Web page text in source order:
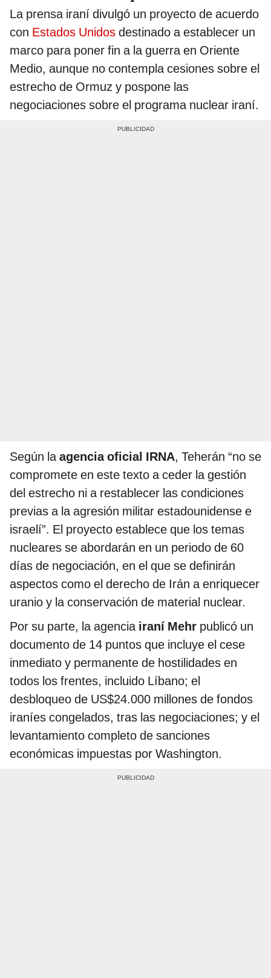
La prensa iraní divulgó un proyecto de acuerdo
con Estados Unidos destinado a establecer un
marco para poner fin a la guerra en Oriente
Medio, aunque no contempla cesiones sobre el
estrecho de Ormuz y pospone las
negociaciones sobre el programa nuclear iraní.
Según laagencia oficial IRNA, Teherán “no se
compromete en este texto a ceder la gestión
del estrecho ni a restablecer las condiciones
previas a la agresión militar estadounidense e
israelí”. El proyecto establece que los temas
nucleares se abordarán en un periodo de 60
días de negociación, en el que se definirán
aspectos como el derecho de Irán a enriquecer
uranio y la conservación de material nuclear.
Por su parte, la agencia iraní Mehr publicó un
documento de 14 puntos que incluye el cese
inmediato y permanente de hostilidades en
todos los frentes, incluido Líbano; el
desbloqueo de US$24.000 millones de fondos
iraníes congelados, tras las negociaciones; y el
levantamiento completo de sanciones
económicas impuestas por Washington.